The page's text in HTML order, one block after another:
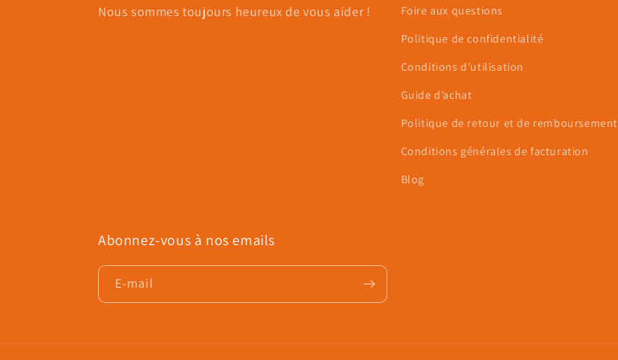
Nous sommes toujours heureux de vous aider !
Foire aux questions
Politique de confidentialité
Conditions d’utilisation
Guide d’achat
Politique de retour et de remboursement
Conditions générales de facturation
Blog
Abonnez-vous à nos emails
E-mail